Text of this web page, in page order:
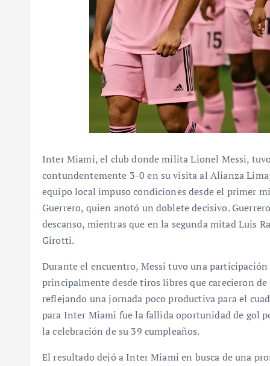
Inter Miami, el club donde milita Lionel Messi,
contundentemente 3-0 en su visita al Alianza
equipo local impuso condiciones desde el primer
Guerrero, quien anotó un doblete decisivo.
descanso, mientras que en la segunda mitad Luis
Girotti.
Durante el encuentro, Messi tuvo una
principalmente desde tiros libres que carecieron
reflejando una jornada poco productiva para el
para Inter Miami fue la fallida oportunidad de gol
la celebración de su 39 cumpleaños.
El resultado dejó a Inter Miami en busca de una